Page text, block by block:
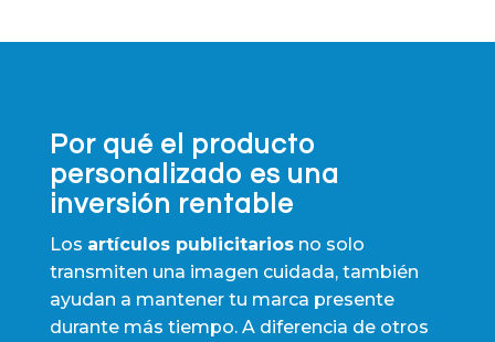
Por qué el producto
personalizado es una
inversión rentable
Los artículos publicitariosno solo
transmiten una imagen cuidada, también
ayudan a mantener tu marca presente
durante más tiempo. A diferencia de otros